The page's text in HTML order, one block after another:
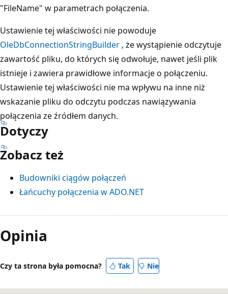
"FileName" w parametrach połączenia.
Ustawienie tej właściwości nie powoduje
OleDbConnectionStringBuilder , że wystąpienie odczytuje
zawartość pliku, do których się odwołuje, nawet jeśli plik
istnieje i zawiera prawidłowe informacje o połączeniu.
Ustawienie tej właściwości nie ma wpływu na inne niż
wskazanie pliku do odczytu podczas nawiązywania
połączenia ze źródłem danych.
Dotyczy
Zobacz też
Budowniki ciągów połączeń
Łańcuchy połączenia w ADO.NET
Tryb
odczytu
wyłączony
Opinia
Czy ta strona była pomocna? Tak Nie